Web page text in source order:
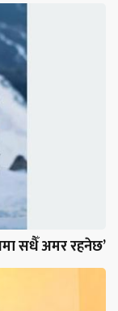
सधैँ अमर रहनेछ’